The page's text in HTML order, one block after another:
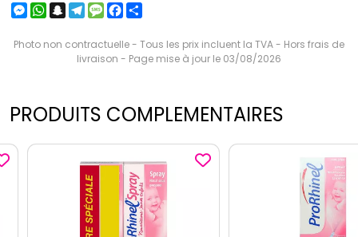
Messenger
WhatsApp
Snapchat
Telegram
MessageFacebook
Photo non contractuelle - Tous les prix incluent la TVA - Hors frais de
livraison - Page mise à jour le 03/08/2026
PRODUITS COMPLEMENTAIRES